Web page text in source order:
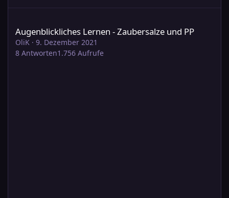
Augenblickliches Lernen - Zaubersalze und PP
OliK · 9. Dezember 2021
8 Antworten1.756 Aufrufe